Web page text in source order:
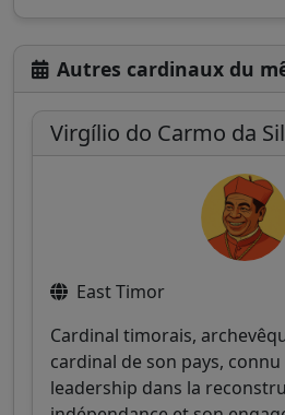
Autres cardinaux du
Virgílio do Carmo da
East Timor
Cardinal timorais,
cardinal de son pays,
leadership dans la